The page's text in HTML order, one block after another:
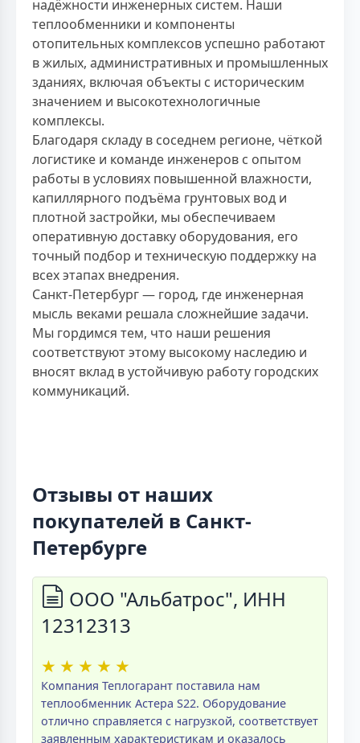
надёжности инженерных систем. Наши
теплообменники и компоненты
отопительных комплексов успешно работают
в жилых, административных и промышленных
зданиях, включая объекты с историческим
значением и высокотехнологичные
комплексы.
Благодаря складу в соседнем регионе, чёткой
логистике и команде инженеров с опытом
работы в условиях повышенной влажности,
капиллярного подъёма грунтовых вод и
плотной застройки, мы обеспечиваем
оперативную доставку оборудования, его
точный подбор и техническую поддержку на
всех этапах внедрения.
Санкт-Петербург — город, где инженерная
мысль веками решала сложнейшие задачи.
Мы гордимся тем, что наши решения
соответствуют этому высокому наследию и
вносят вклад в устойчивую работу городских
коммуникаций.
Отзывы от наших
покупателей в Санкт-
Петербурге
ООО "Альбатрос", ИНН
12312313
★ ★ ★ ★ ★
Компания Теплогарант поставила нам
теплообменник Астера S22. Оборудование
отлично справляется с нагрузкой, соответствует
заявленным характеристикам и оказалось